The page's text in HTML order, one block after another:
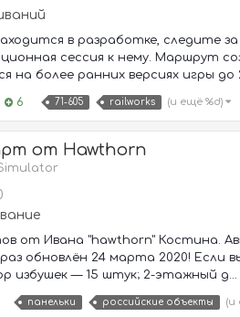
в разработке, следите
сессия к нему. Маршрут
на более ранних версиях игры до
6 71-605 railworks (и ещё %d)
от Hawthorn
от Ивана "hawthorn" Костина.
обновлён 24 марта 2020! Если
избушек — 15 штук; 2-этажный д...
панельки российские объекты (и